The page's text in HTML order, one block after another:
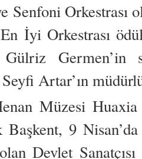
Senfoni Orkestrası
İyi Orkestrası
Gülriz Germen’in
Seyfi Artar’ın
Müzesi
Başkent, 9
Devlet